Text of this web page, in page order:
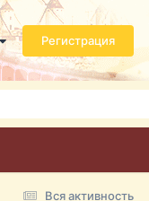
Регистрация
Вся активность